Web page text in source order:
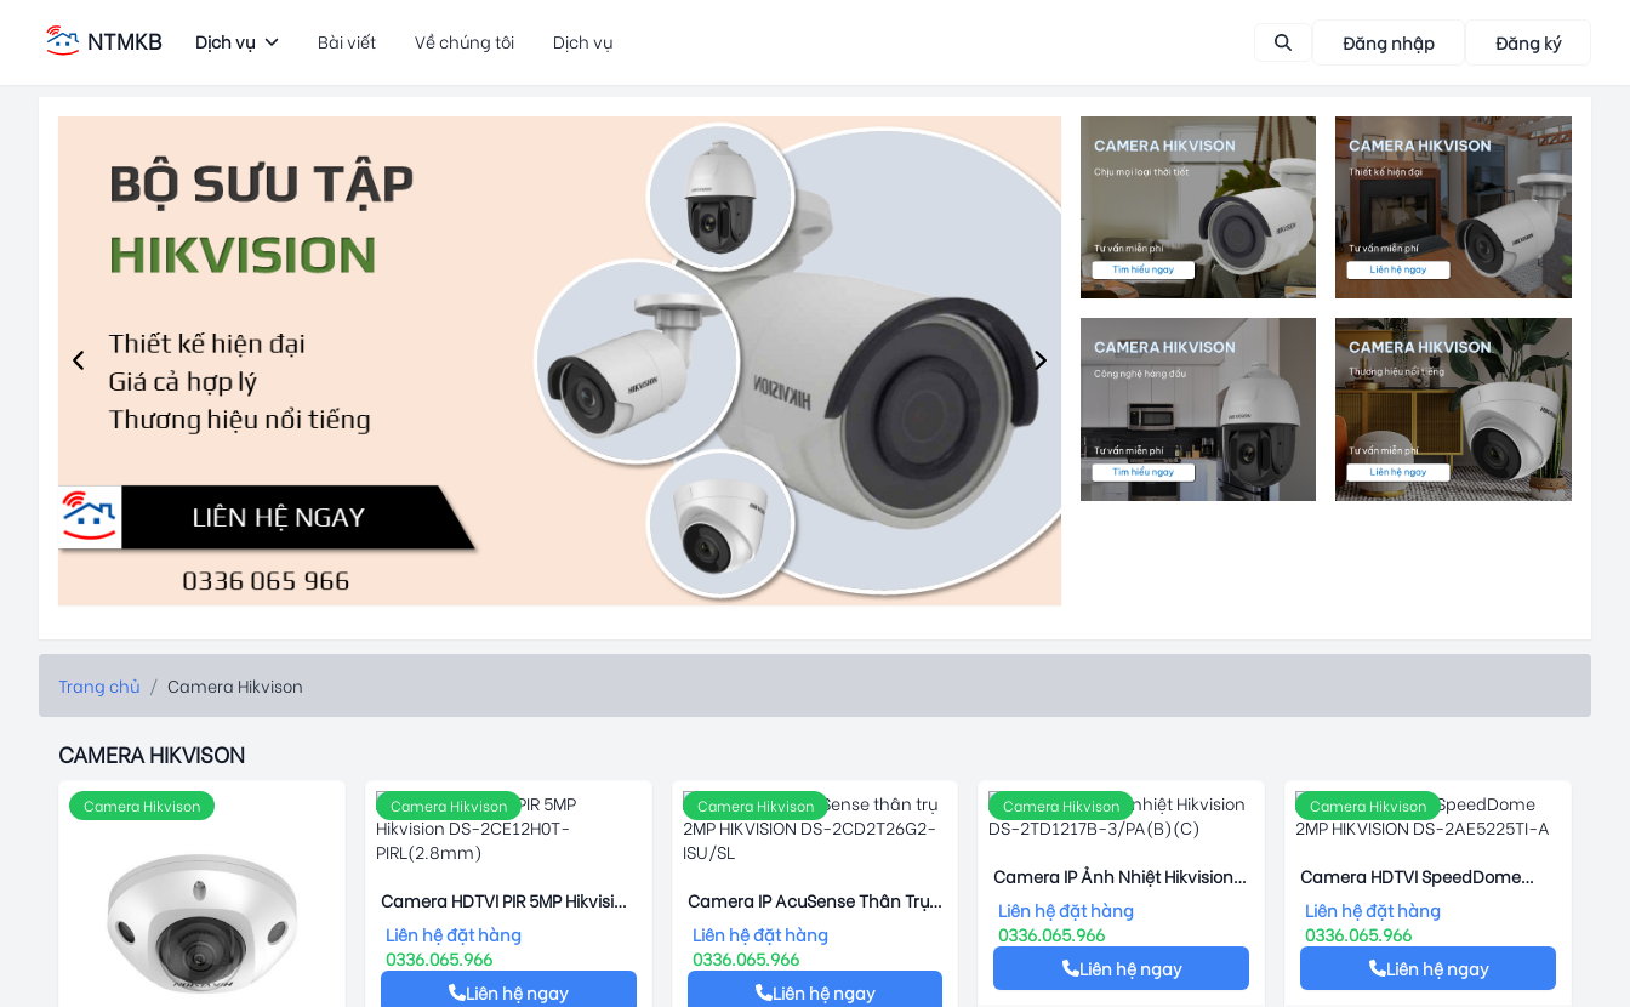
NTMKB Dịch vụ Bài viết Về chúng tôi Dịch vụ Đăng nhập Đăng ký
Trang chủ / Camera Hikvison
CAMERA HIKVISON
Camera Hikvison Camera Hikvison
Camera HDTVI PIR 5MP Hikvision
DS-2CE12H0T-PIRL(2.8mm)
Liên hệ đặt hàng
0336.065.966
Liên hệ ngay
Camera Hikvison
Camera IP AcuSense Thân Trụ
2MP HIKVISION DS-2CD2T26G2-
ISU/SL
Liên hệ đặt hàng
0336.065.966
Liên hệ ngay
Camera Hikvison
Camera IP Ảnh Nhiệt Hikvision
DS-2TD1217B-3/PA(B)(C)
Liên hệ đặt hàng
0336.065.966
Liên hệ ngay
Camera Hikvison
Camera HDTVI SpeedDome
2MP HIKVISION DS-2AE5225TI-A
Liên hệ đặt hàng
0336.065.966
Liên hệ ngay